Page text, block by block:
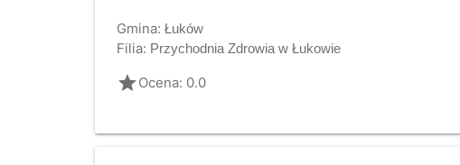
Gmina: Łuków
Filia: Przychodnia Zdrowia w Łukowie
gradeOcena: 0.0